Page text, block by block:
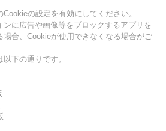
の設定を有効にしてください。
に広告や画像等をブロックするアプリを
場合、Cookieが使用できなくなる場合がご
下の通りです。